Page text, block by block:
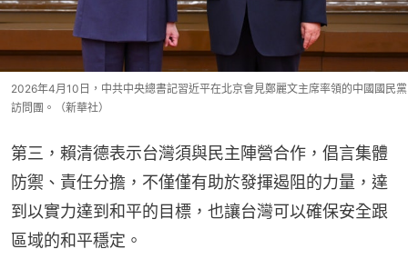
2026年4月10日，中共中央總書記習近平在北京會見鄭麗文主席率領的中國國民黨
訪問團。（新華社）
第三，賴清德表示台灣須與民主陣營合作，倡言集體
防禦、責任分擔，不僅僅有助於發揮遏阻的力量，達
到以實力達到和平的目標，也讓台灣可以確保安全跟
區域的和平穩定。